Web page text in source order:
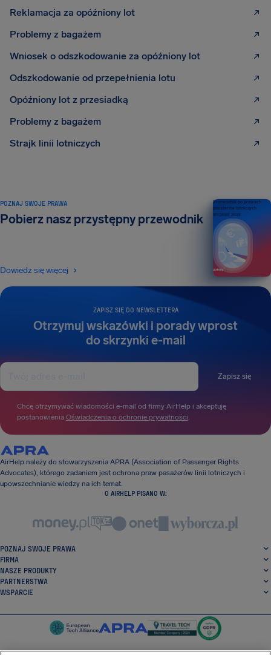
Reklamacja za opóźniony lot
Problemy z bagażem
Wniosek o odszkodowanie za opóźniony lot
Odszkodowanie od przepełnienia lotu
Opóźniony lot z przesiadką
Problemy z bagażem
Strajk linii lotniczych
ZAPISZ SIĘ DO NEWSLETTERA
Otrzymuj wskazówki i porady wprost
do skrzynki e-mail
Zapisz się
Chcę otrzymywać wiadomości e-mail od firmy AirHelp i akceptuję
postanowienia Oświadczenia o ochronie prywatności.
POZNAJ SWOJE PRAWA
Pobierz nasz przystępny przewodnik
Dowiedz się więcej
Przewodnik po prawach
pasażerów lotniczych
WYDANIE 2026
AirHelp należy do stowarzyszenia APRA (Association of Passenger Rights
Advocates), którego zadaniem jest ochrona praw pasażerów linii lotniczych i
upowszechnianie wiedzy na ich temat.
O AIRHELP PISANO W:
POZNAJ SWOJE PRAWA
FIRMA
NASZE PRODUKTY
PARTNERSTWA
WSPARCIE